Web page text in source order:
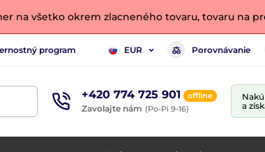
na všetko okrem zlacneného tovaru, tovaru na
program EUR Porovnávanie
+420 774 725 901 offline
Zavolajte nám (Po-Pi 9-16)
a